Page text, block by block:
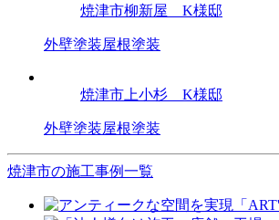
焼津市柳新屋 K様邸
外壁塗装屋根塗装
焼津市上小杉 K様邸
外壁塗装屋根塗装
焼津市の施工事例一覧